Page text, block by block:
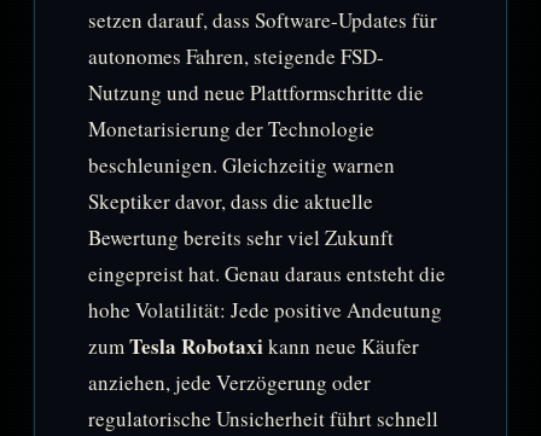
setzen darauf, dass Software-Updates für
autonomes Fahren, steigende FSD-
Nutzung und neue Plattformschritte die
Monetarisierung der Technologie
beschleunigen. Gleichzeitig warnen
Skeptiker davor, dass die aktuelle
Bewertung bereits sehr viel Zukunft
eingepreist hat. Genau daraus entsteht die
hohe Volatilität: Jede positive Andeutung
zumTesla Robotaxikann neue Käufer
anziehen, jede Verzögerung oder
regulatorische Unsicherheit führt schnell